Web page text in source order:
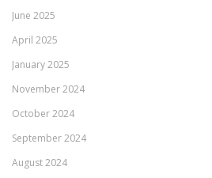
June 2025
April 2025
January 2025
November 2024
October 2024
September 2024
August 2024